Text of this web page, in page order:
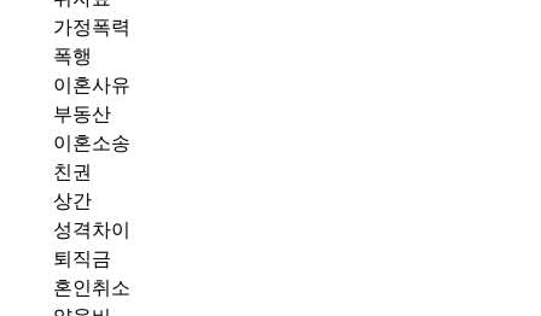
가정폭력
폭행
이혼사유
부동산
이혼소송
친권
상간
성격차이
퇴직금
혼인취소